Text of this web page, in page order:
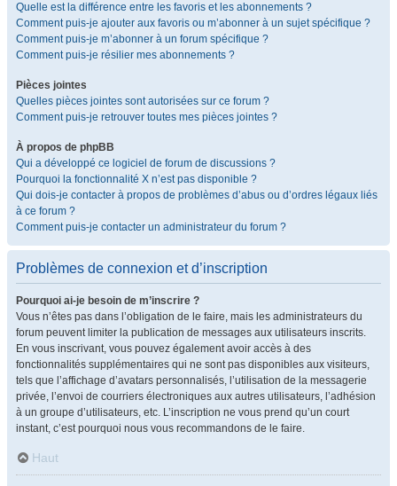
Quelle est la différence entre les favoris et les abonnements ?
Comment puis-je ajouter aux favoris ou m’abonner à un sujet spécifique ?
Comment puis-je m’abonner à un forum spécifique ?
Comment puis-je résilier mes abonnements ?
Pièces jointes
Quelles pièces jointes sont autorisées sur ce forum ?
Comment puis-je retrouver toutes mes pièces jointes ?
À propos de phpBB
Qui a développé ce logiciel de forum de discussions ?
Pourquoi la fonctionnalité X n’est pas disponible ?
Qui dois-je contacter à propos de problèmes d’abus ou d’ordres légaux liés
à ce forum ?
Comment puis-je contacter un administrateur du forum ?
Problèmes de connexion et d’inscription
Pourquoi ai-je besoin de m’inscrire ?
Vous n’êtes pas dans l’obligation de le faire, mais les administrateurs du
forum peuvent limiter la publication de messages aux utilisateurs inscrits.
En vous inscrivant, vous pouvez également avoir accès à des
fonctionnalités supplémentaires qui ne sont pas disponibles aux visiteurs,
tels que l’affichage d’avatars personnalisés, l’utilisation de la messagerie
privée, l’envoi de courriers électroniques aux autres utilisateurs, l’adhésion
à un groupe d’utilisateurs, etc. L’inscription ne vous prend qu’un court
instant, c’est pourquoi nous vous recommandons de le faire.
Haut